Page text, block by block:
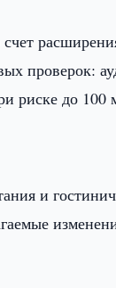
проверок:
риске до 100
и